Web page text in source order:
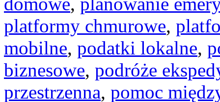
platformy chmurowe,
mobilne, podatki lokalne,
biznesowe, podróże
przestrzenna, pomoc